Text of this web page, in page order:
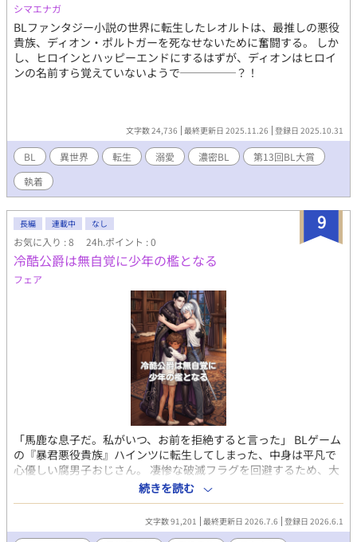
シマエナガ
BLファンタジー小説の世界に転生したレオルトは、最推しの悪役
貴族、ディオン・ポルトガーを死なせないために奮闘する。 しか
し、ヒロインとハッピーエンドにするはずが、ディオンはヒロイ
ンの名前すら覚えていないようで─────？！
文字数 24,736 最終更新日 2025.11.26 登録日 2025.10.31
BL 異世界 転生 溺愛 濃密BL
第13回BL大賞
執着
9
長編 連載中 なし
お気に入り : 8 24h.ポイント : 0
冷酷公爵は無自覚に少年の檻となる
フェア
「馬鹿な息子だ。私がいつ、お前を拒絶すると言った」 BLゲーム
の『暴君悪役貴族』ハインツに転生してしまった、中身は平凡で
心優しい腐男子おじさん。 凄惨な破滅フラグを回避するため、大
人の責任と圧倒的な親心（おかん心）で、過酷な境遇に傷ついた
原作の有能な少年たちを全力で保護し、無自覚な慈愛で癒やして
いく。 ブラックな騎士団の待遇を改善し、飢えた領民のために名
君として立ち上がるハインツ。 少年たちは、戦いの中で傷つきな
続きを読む
文字数 91,201 最終更新日 2026.7.6 登録日 2026.6.1